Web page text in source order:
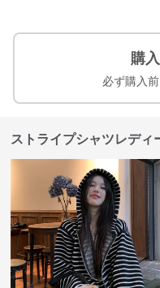
購
必ず購入
ストライプシャツレディ